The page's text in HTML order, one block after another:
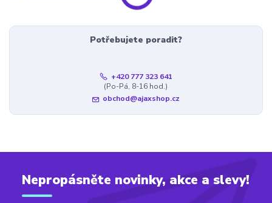
Potřebujete poradit?
+420 777 323 641
(Po-Pá, 8-16 hod.)
obchod@ajaxshop.cz
Nepropásněte novinky, akce a slevy!